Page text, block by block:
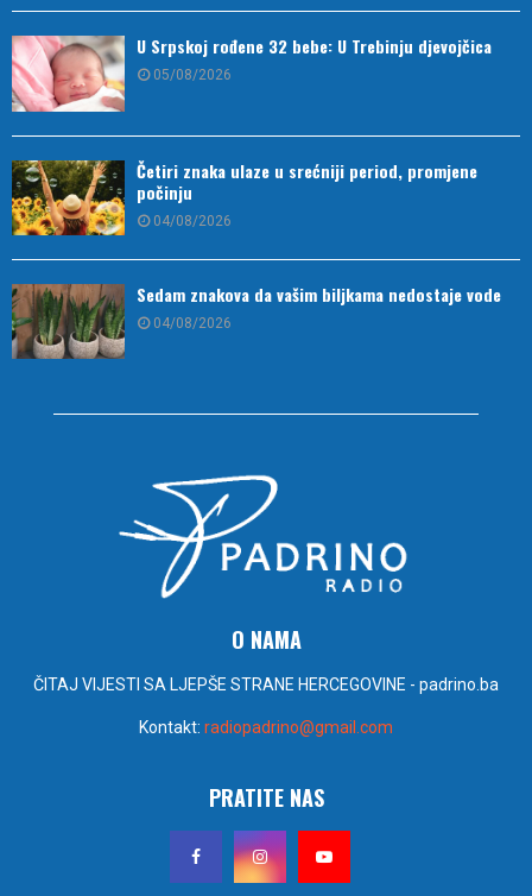
U Srpskoj rođene 32 bebe: U Trebinju djevojčica
05/08/2026
Četiri znaka ulaze u srećniji period, promjene
počinju
04/08/2026
Sedam znakova da vašim biljkama nedostaje vode
04/08/2026
O NAMA
ČITAJ VIJESTI SA LJEPŠE STRANE HERCEGOVINE - padrino.ba
Kontakt: radiopadrino@gmail.com
PRATITE NAS